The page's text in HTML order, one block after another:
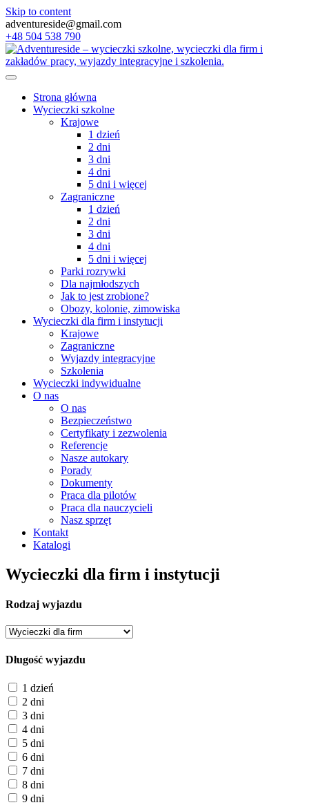
Skip to content
adventureside@gmail.com
+48 504 538 790
Strona główna
Wycieczki szkolne
Krajowe
1 dzień
2 dni
3 dni
4 dni
5 dni i więcej
Zagraniczne
1 dzień
2 dni
3 dni
4 dni
5 dni i więcej
Parki rozrywki
Dla najmłodszych
Jak to jest zrobione?
Obozy, kolonie, zimowiska
Wycieczki dla firm i instytucji
Krajowe
Zagraniczne
Wyjazdy integracyjne
Szkolenia
Wycieczki indywidualne
O nas
O nas
Bezpieczeństwo
Certyfikaty i zezwolenia
Referencje
Nasze autokary
Porady
Dokumenty
Praca dla pilotów
Praca dla nauczycieli
Nasz sprzęt
Kontakt
Katalogi
Wycieczki dla firm i instytucji
Rodzaj wyjazdu
Długość wyjazdu
1 dzień
2 dni
3 dni
4 dni
5 dni
6 dni
7 dni
8 dni
9 dni